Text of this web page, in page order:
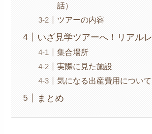
話）
ツアーの内容
いざ見学ツアーへ！リアル
集合場所
実際に見た施設
気になる出産費用について
まとめ